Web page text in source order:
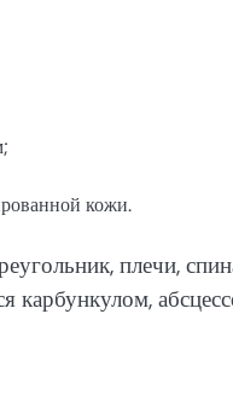
кожи.
плечи,